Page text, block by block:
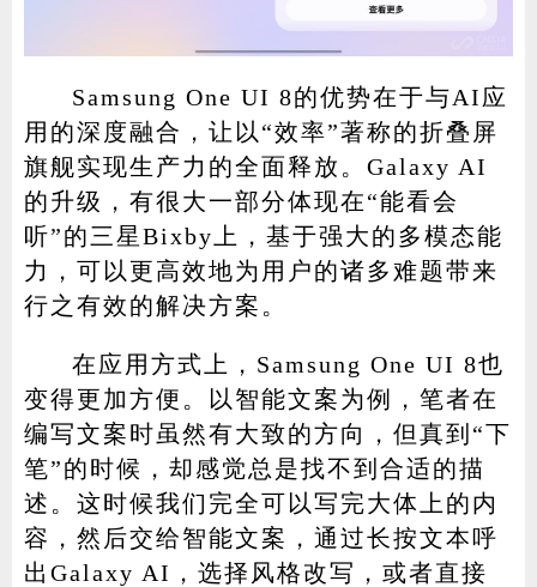
Samsung One UI 8的优势在于与AI应
用的深度融合，让以“效率”著称的折叠屏
旗舰实现生产力的全面释放。Galaxy AI
的升级，有很大一部分体现在“能看会
听”的三星Bixby上，基于强大的多模态能
力，可以更高效地为用户的诸多难题带来
行之有效的解决方案。
在应用方式上，Samsung One UI 8也
变得更加方便。以智能文案为例，笔者在
编写文案时虽然有大致的方向，但真到“下
笔”的时候，却感觉总是找不到合适的描
述。这时候我们完全可以写完大体上的内
容，然后交给智能文案，通过长按文本呼
出Galaxy AI，选择风格改写，或者直接